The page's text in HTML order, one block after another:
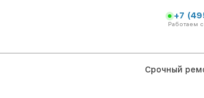
+7
Работаем с
Срочный